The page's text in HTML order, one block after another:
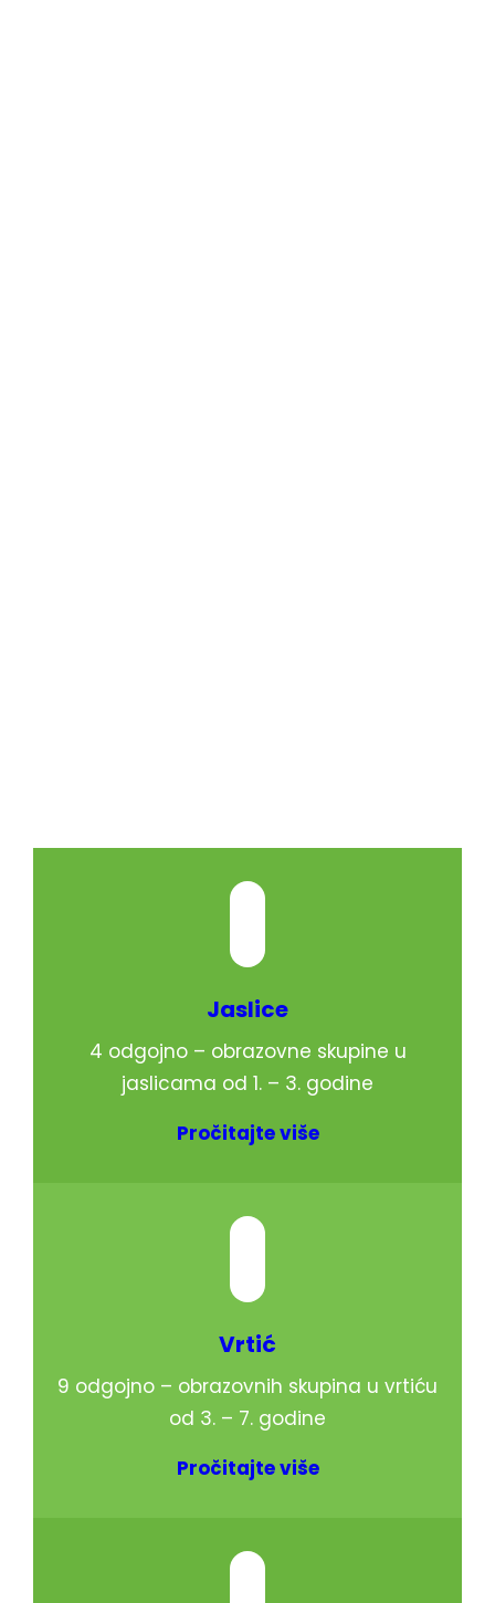
Jaslice
4 odgojno – obrazovne skupine u
jaslicama od 1. – 3. godine
Pročitajte više
Vrtić
9 odgojno – obrazovnih skupina u vrtiću
od 3. – 7. godine
Pročitajte više